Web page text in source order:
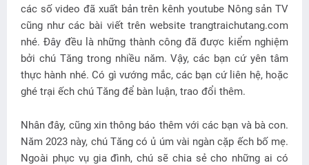
các số video đã xuất bản trên kênh youtube Nông sản TV
cũng như các bài viết trên website trangtraichutang.com
nhé. Đây đều là những thành công đã được kiểm nghiệm
bởi chú Tăng trong nhiều năm. Vậy, các bạn cứ yên tâm
thực hành nhé. Có gì vướng mắc, các bạn cứ liên hệ, hoặc
ghé trại ếch chú Tăng để bàn luận, trao đổi thêm.
Nhân đây, cũng xin thông báo thêm với các bạn và bà con.
Năm 2023 này, chú Tăng có ủ úm vài ngàn cặp ếch bố mẹ.
Ngoài phục vụ gia đình, chú sẽ chia sẻ cho những ai có